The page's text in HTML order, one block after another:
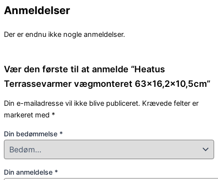
Anmeldelser
Der er endnu ikke nogle anmeldelser.
Vær den første til at anmelde “Heatus
Terrassevarmer vægmonteret 63×16,2×10,5cm”
Din e-mailadresse vil ikke blive publiceret. Krævede felter er
markeret med *
Din bedømmelse *
Din anmeldelse *